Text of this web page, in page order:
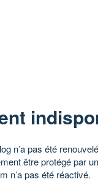
n’a pas été
être protégé par
n’a pas été réactivé.